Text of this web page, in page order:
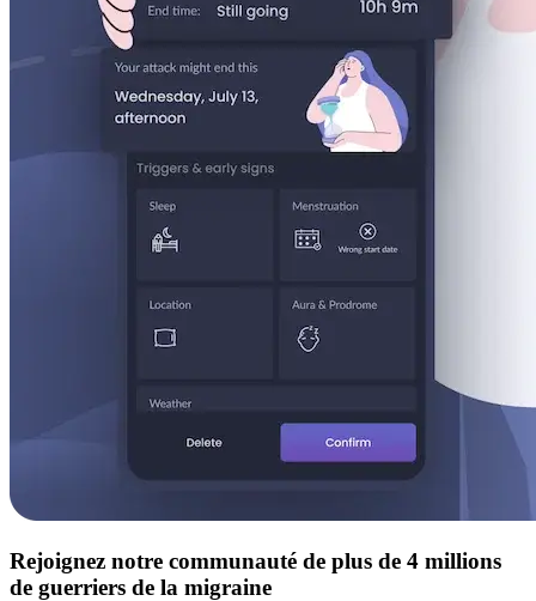
Rejoignez notre communauté de plus de 4 millions
de guerriers de la migraine